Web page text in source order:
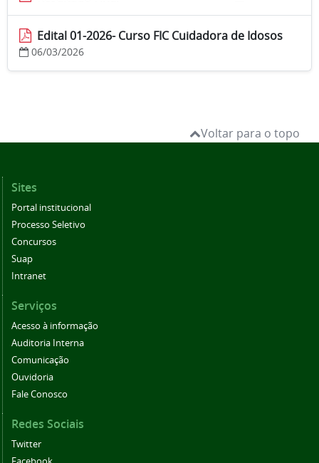
Edital 01-2026- Curso FIC Cuidadora de Idosos
06/03/2026
Voltar para o topo
Sites
Portal institucional
Processo Seletivo
Concursos
Suap
Intranet
Serviços
Acesso à informação
Auditoria Interna
Comunicação
Ouvidoria
Fale Conosco
Redes Sociais
Twitter